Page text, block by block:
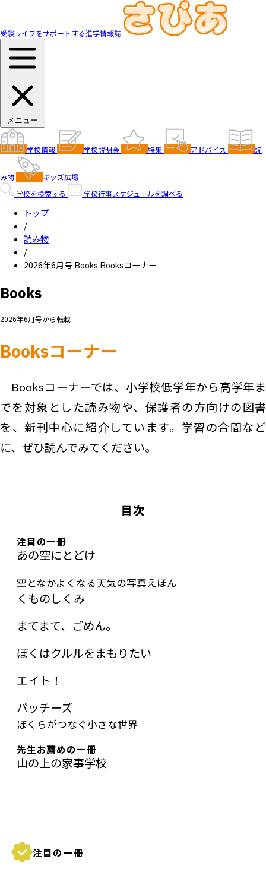
受験ライフをサポートする進学情報誌
メニュー
学校情報 学校説明会 特集 アドバイス 読
み物
キッズ広場
学校を検索する
学校行事スケジュールを調べる
トップ
/
読み物
/
2026年6月号 Books Booksコーナー
Books
2026年6月号から転載
Booksコーナー
Booksコーナーでは、小学校低学年から高学年ま
でを対象とした読み物や、保護者の方向けの図書
を、新刊中心に紹介しています。学習の合間など
に、ぜひ読んでみてください。
目次
注目の一冊
あの空にとどけ
空となかよくなる天気の写真えほん
くものしくみ
まてまて、ごめん。
ぼくはクルルをまもりたい
エイト！
パッチーズ
ぼくらがつなぐ小さな世界
先生お薦めの一冊
山の上の家事学校
注目の一冊